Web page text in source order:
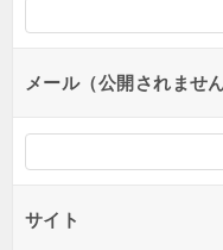
メール（公開されませ
サイト